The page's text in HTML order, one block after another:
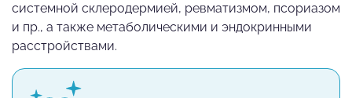
системной склеродермией, ревматизмом, псориазом
и пр., а также метаболическими и эндокринными
расстройствами.